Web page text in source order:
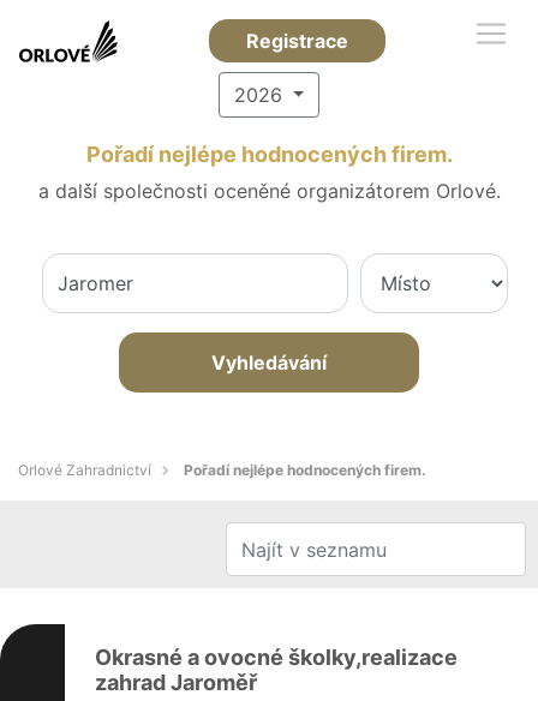
Registrace
2026
Pořadí nejlépe hodnocených firem.
a další společnosti oceněné organizátorem Orlové.
Vyhledávání
Orlové Zahradnictví Pořadí nejlépe hodnocených firem.
Okrasné a ovocné školky,realizace
zahrad Jaroměř